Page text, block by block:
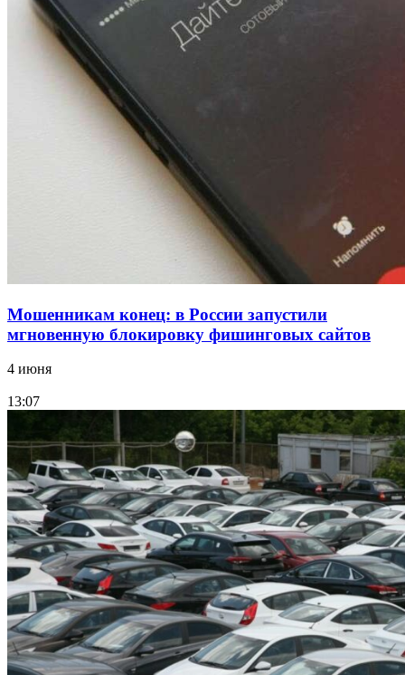
12:39
Сладкий праздник в Волгограде: в Центральном
парке прошёл фестиваль „Арбузный переполох“
Волгоградские компании нарастили экспорт:
заключены контракты на 3,6 млн долларов
Мошенникам конец: в России запустили
мгновенную блокировку фишинговых сайтов
4 июня
13:07